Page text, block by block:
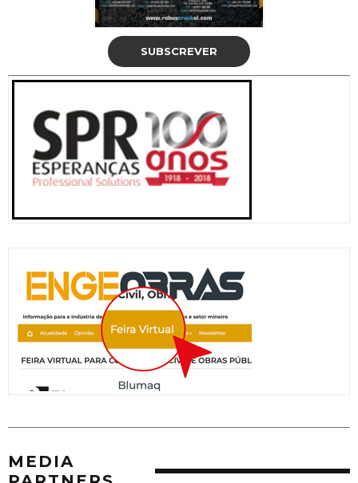
SUBSCREVER
MEDIA